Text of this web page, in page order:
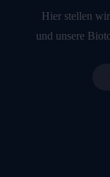
Hier stellen
und unsere